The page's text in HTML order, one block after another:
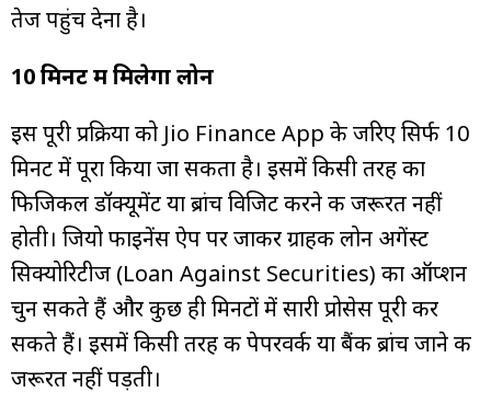
तेज पहुंच देना है।
10 मिनट में मिलेगा लोन
इस पूरी प्रक्रिया को Jio Finance App के जरिए सिर्फ 10
मिनट में पूरा किया जा सकता है। इसमें किसी तरह का
फिजिकल डॉक्यूमेंट या ब्रांच विजिट करने की जरूरत नहीं
होती। जियो फाइनेंस ऐप पर जाकर ग्राहक लोन अगेंस्ट
सिक्योरिटीज (Loan Against Securities) का ऑप्शन
चुन सकते हैं और कुछ ही मिनटों में सारी प्रोसेस पूरी कर
सकते हैं। इसमें किसी तरह की पेपरवर्क या बैंक ब्रांच जाने की
जरूरत नहीं पड़ती।